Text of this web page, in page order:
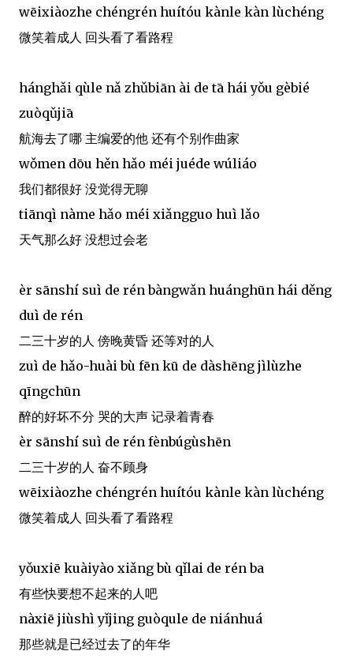
wēixiàozhe chéngrén huítóu kànle kàn lùchéng
微笑着成人 回头看了看路程
hánghǎi qùle nǎ zhǔbiān ài de tā hái yǒu gèbié
zuòqǔjiā
航海去了哪 主编爱的他 还有个别作曲家
wǒmen dōu hěn hǎo méi juéde wúliáo
我们都很好 没觉得无聊
tiān​​qì nàme hǎo méi xiǎngguo huì lǎo
天​​气那么好 没想过会老
èr sānshí suì de rén bàngwǎn huánghūn hái děng
duì de rén
二三十岁的人 傍晚黄昏 还等对的人
zuì de hǎo-huài bù fēn kū de dàshēng jìlùzhe
qīngchūn
醉的好坏不分 哭的大声 记录着青春
èr sānshí suì de rén fènbúgùshēn
二三十岁的人 奋不顾身
wēixiàozhe chéngrén huítóu kànle kàn lùchéng
微笑着成人 回头看了看路程
yǒuxiē kuàiyào xiǎng bù qǐlai de rén ba
有些快要想不起来的人吧
nàxiē jiùshì yǐjing guòqule de niánhuá
那些就是已经过去了的年华